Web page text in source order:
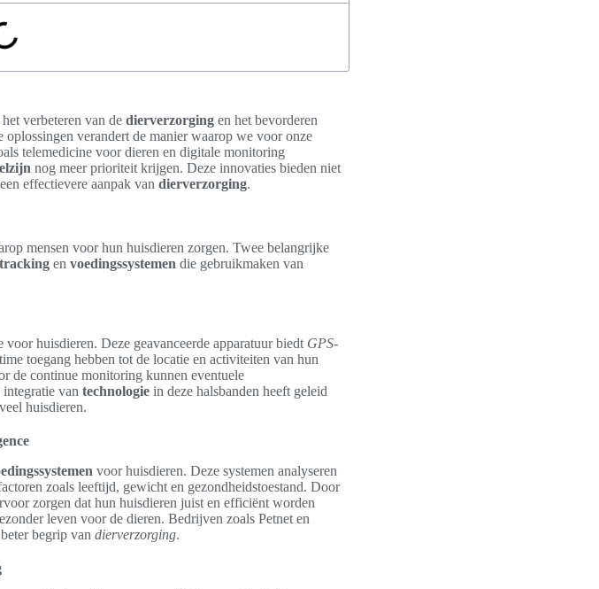
verbeteren van de dierverzorging en het bevorderen
verandert de manier waarop we voor onze
telemedicine voor dieren en digitale monitoring
nog meer prioriteit krijgen. Deze innovaties bieden niet
effectievere aanpak van dierverzorging.
mensen voor hun huisdieren zorgen. Twee belangrijke
en voedingssystemen die gebruikmaken van
voor huisdieren. Deze geavanceerde apparatuur biedt GPS-
toegang hebben tot de locatie en activiteiten van hun
de continue monitoring kunnen eventuele
van technologie in deze halsbanden heeft geleid
huisdieren.
voor huisdieren. Deze systemen analyseren
zoals leeftijd, gewicht en gezondheidstoestand. Door
zorgen dat hun huisdieren juist en efficiënt worden
leven voor de dieren. Bedrijven zoals Petnet en
begrip van dierverzorging.